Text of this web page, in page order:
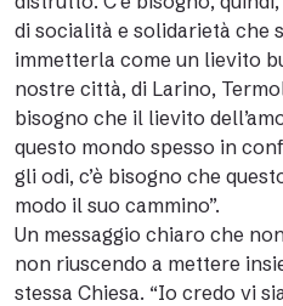
di socialità e solidarietà che
immetterla come un lievito
nostre città, di Larino,
bisogno che il lievito
questo mondo spesso in
gli odi, c’è bisogno che
modo il suo cammino”.
Un messaggio chiaro che
non riuscendo a mettere
stessa Chiesa. “Io credo vi